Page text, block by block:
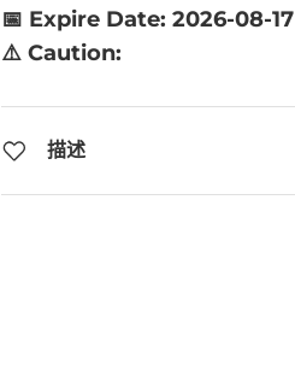
📅 Expire Date: 2026-08-17
⚠️ Caution:
描述